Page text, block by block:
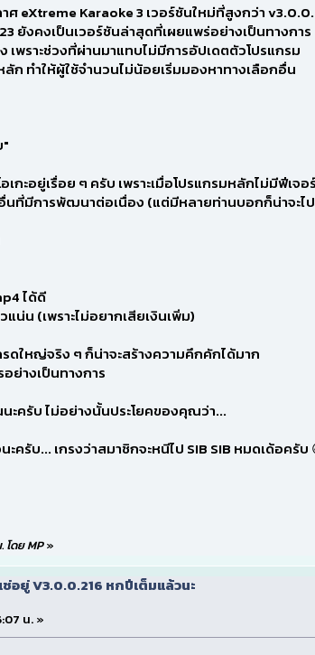
eXtreme Karaoke 3 เวอร์ชันใหม่ที่สูงกว่า
ยังคงเป็นเวอร์ชันล่าสุดที่เผยแพร่อย่างเป็นทางการ
พราะช่วงที่ผ่านมาแทบไม่มีการอัปเดตตัวโปรแกรม
ก ทำให้ผู้ใช้จำนวนไม่น้อยเริ่มมองหาทางเลือกอื่น
กะอยู่เรื่อย ๆ ครับ เพราะเมื่อโปรแกรมหลักไม่มีฟีเจอ
นที่มีการพัฒนาต่อเนื่อง (แต่มีหลายท่านบอกก็น่าจะไ
ได้ดี
น่น (เพราะไม่อยากเสียเงินเพิ่ม)
ใหญ่จริง ๆ ก็น่าจะสร้างความคึกคักได้มาก
ย่างเป็นทางการ
ะครับ ไม่อย่างนั้นประโยคของคุณว่า...
ครับ... เกรงว่าสมาชิกจะหนีไป SIB SIB หมดเด้อครับ
โดย MP»
อยู่ V3.0.0.216 หกปีเต็มแล้วนะ
น. »